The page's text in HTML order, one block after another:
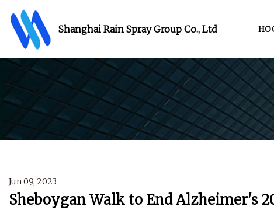
Shanghai Rain Spray Group Co., Ltd
Jun 09, 2023
Sheboygan Walk to End Alzheimer's